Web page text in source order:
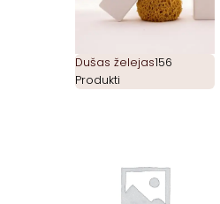
Dušas želejas156
Produkti